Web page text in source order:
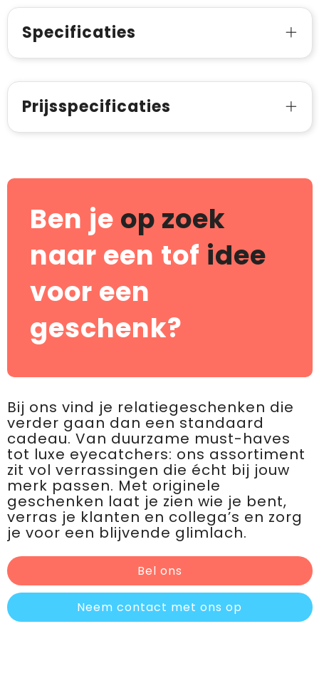
Specificaties
Prijsspecificaties
Ben je op zoek
naar een tof idee
voor een
geschenk?
Bij ons vind je relatiegeschenken die
verder gaan dan een standaard
cadeau. Van duurzame must-haves
tot luxe eyecatchers: ons assortiment
zit vol verrassingen die écht bij jouw
merk passen. Met originele
geschenken laat je zien wie je bent,
verras je klanten en collega’s en zorg
je voor een blijvende glimlach.
Bel ons
Neem contact met ons op